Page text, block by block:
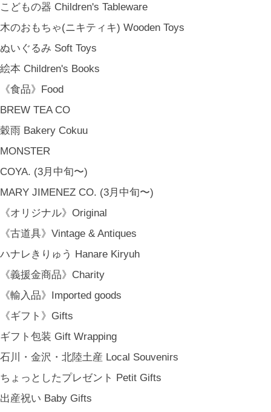
こどもの器 Children's Tableware
木のおもちゃ(ニキティキ) Wooden Toys
ぬいぐるみ Soft Toys
絵本 Children's Books
《食品》Food
BREW TEA CO
穀雨 Bakery Cokuu
MONSTER
COYA. (3月中旬〜)
MARY JIMENEZ CO. (3月中旬〜)
《オリジナル》Original
《古道具》Vintage & Antiques
ハナレきりゅう Hanare Kiryuh
《義援金商品》Charity
《輸入品》Imported goods
《ギフト》Gifts
ギフト包装 Gift Wrapping
石川・金沢・北陸土産 Local Souvenirs
ちょっとしたプレゼント Petit Gifts
出産祝い Baby Gifts